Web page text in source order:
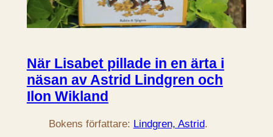
När Lisabet pillade in en ärta i
näsan av Astrid Lindgren och
Ilon Wikland
Bokens författare: Lindgren, Astrid.